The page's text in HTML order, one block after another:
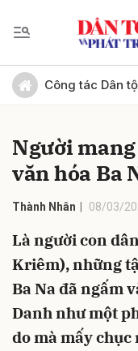
Công tác Dân
Người
văn hóa Ba
Thành Nhân 08/03/
Là người con
Kriêm), những
Ba Na đã ngấm
Danh như một
do mà mấy
Gửi bình luận